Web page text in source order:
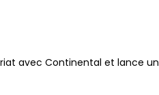
avec Continental et lance un